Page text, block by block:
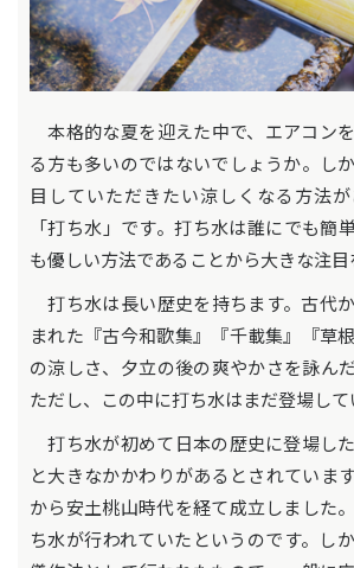
本格的な夏を迎えた中で、エアコン
る方も多いのではないでしょうか。し
目していただきたい涼しくなる方法
「打ち水」です。打ち水は誰にでも簡
も優しい方法であることから大きな注目
打ち水は長い歴史を持ちます。古代
まれた『古今和歌集』『千載集』『草
の涼しさ、夕立の後の爽やかさを詠ん
ただし、この中に打ち水はまだ登場して
打ち水が初めて日本の歴史に登場した
と大きなかかわりがあるとされていま
から安土桃山時代を経て成立しました
ち水が行われていたというのです。し